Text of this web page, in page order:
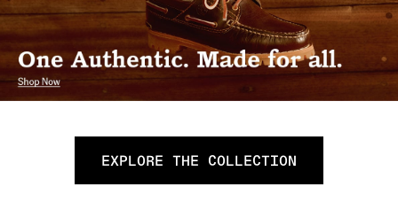
EXPLORE THE COLLECTION